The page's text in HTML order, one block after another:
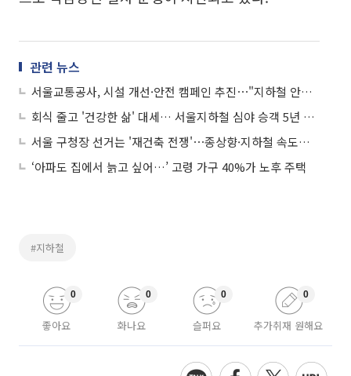
관련 뉴스
서울교통공사, 시설 개선·안전 캠페인 추진⋯"지하철 안전, 두 방향으로 잡는다“
회식 줄고 '건강한 삶' 대세… 서울지하철 심야 승객 5년 새 급감
서울 구청장 선거는 '재건축 전쟁'⋯종상향·지하철 속도전 '총력'
‘아파도 집에서 늙고 싶어…’ 고령 가구 40%가 노후 주택
#지하철
좋아요
0
화나요
0
슬퍼요
0
추가취재 원해요
0